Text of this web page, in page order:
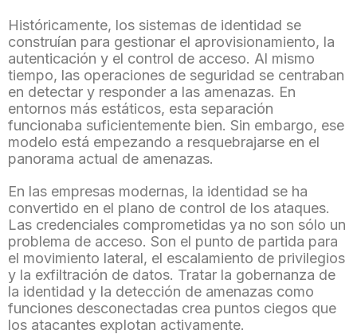
Históricamente, los sistemas de identidad se
construían para gestionar el aprovisionamiento, la
autenticación y el control de acceso. Al mismo
tiempo, las operaciones de seguridad se centraban
en detectar y responder a las amenazas. En
entornos más estáticos, esta separación
funcionaba suficientemente bien. Sin embargo, ese
modelo está empezando a resquebrajarse en el
panorama actual de amenazas.
En las empresas modernas, la identidad se ha
convertido en el plano de control de los ataques.
Las credenciales comprometidas ya no son sólo un
problema de acceso. Son el punto de partida para
el movimiento lateral, el escalamiento de privilegios
y la exfiltración de datos. Tratar la gobernanza de
la identidad y la detección de amenazas como
funciones desconectadas crea puntos ciegos que
los atacantes explotan activamente.